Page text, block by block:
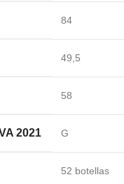
84
49,5
58
2021 G
52 botellas